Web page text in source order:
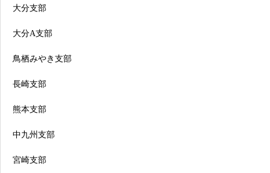
大分支部
大分A支部
鳥栖みやき支部
長崎支部
熊本支部
中九州支部
宮崎支部